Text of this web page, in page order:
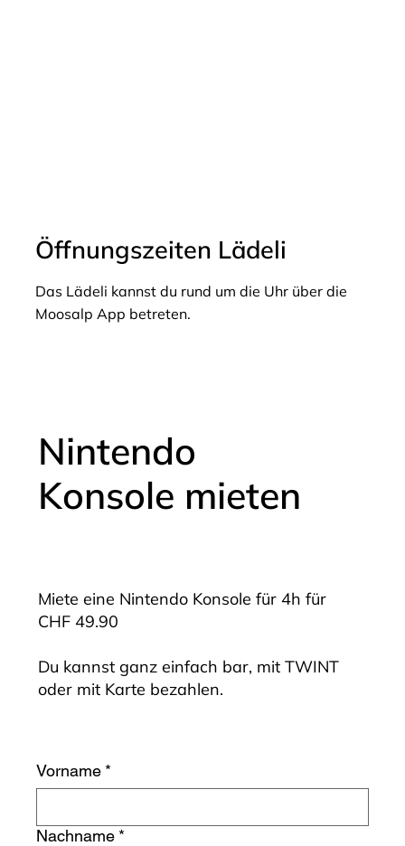
Öffnungszeiten Lädeli
Das Lädeli kannst du rund um die Uhr über die
Moosalp App betreten.
Vorname *
Nachname *
Nintendo
Konsole mieten
Miete eine Nintendo Konsole für 4h für
CHF 49.90
Du kannst ganz einfach bar, mit TWINT
oder mit Karte bezahlen.